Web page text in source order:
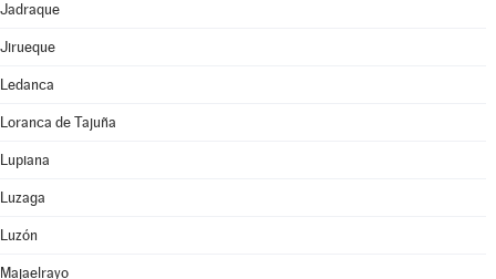
Jadraque
Jirueque
Ledanca
Loranca de Tajuña
Lupiana
Luzaga
Luzón
Majaelrayo